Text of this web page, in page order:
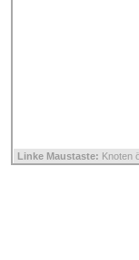
Linke Maustaste: Knoten